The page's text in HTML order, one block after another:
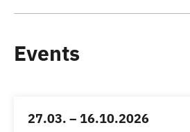
Events
27.03. – 16.10.2026